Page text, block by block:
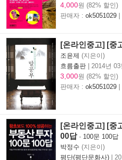
4,000원 (82% 할인)
판매자 : ok5051029 |
[온라인중고] [중
조윤제 (지은이)
흐름출판 | 2014년 03
3,000원 (82% 할인)
판매자 : ok5051029 |
[온라인중고] [중
00답- 100문 100답
박정수 (지은이)
평단(평단문화사) |